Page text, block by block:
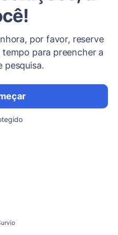
por favor, reserve
para preencher a
pesquisa.